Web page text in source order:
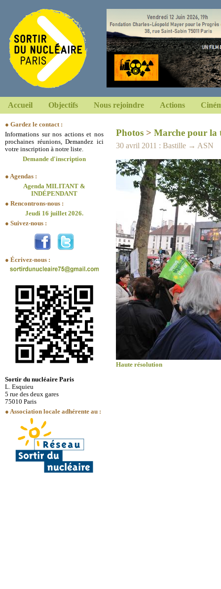
Accueil Objectifs Nous rejoindre Actions
● Gardez le contact :
Informations sur nos actions et nos
prochaines réunions, Demandez ici
votre inscription à notre liste.
Demande d'inscription
● Agendas :
Agenda MILITANT &
INDÉPENDANT
● Rencontrons-nous :
Jeudi 16 juillet 2026.
● Suivez-nous :
● Écrivez-nous :
Sortir du nucléaire Paris
L. Esquieu
5 rue des deux gares
75010 Paris
● Association locale adhérente au :
Photos > Marche pour la
30 avril 2011 : Bastille → ASN
Haute résolution